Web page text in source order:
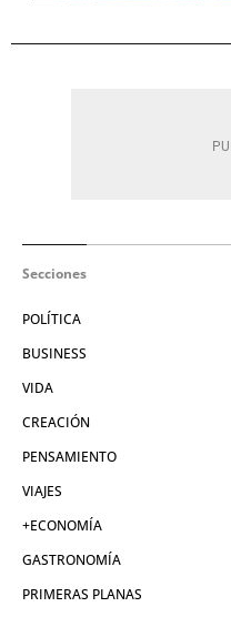
Secciones
POLÍTICA
BUSINESS
VIDA
CREACIÓN
PENSAMIENTO
VIAJES
+ECONOMÍA
GASTRONOMÍA
PRIMERAS PLANAS